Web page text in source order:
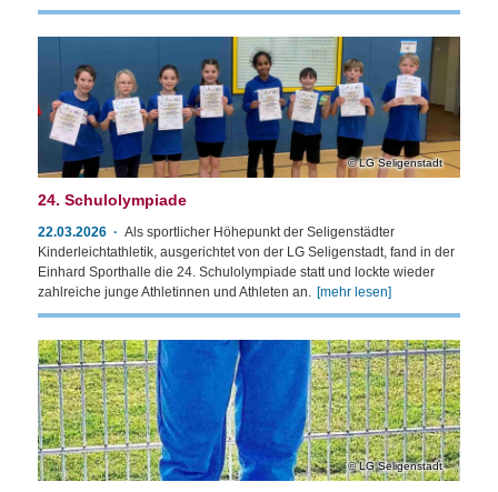
LG Seligenstadt
24. Schulolympiade
22.03.2026
Als sportlicher Höhepunkt der Seligenstädter
Kinderleichtathletik, ausgerichtet von der LG Seligenstadt, fand in der
Einhard Sporthalle die 24. Schulolympiade statt und lockte wieder
zahlreiche junge Athletinnen und Athleten an. [mehr lesen]
LG Seligenstadt